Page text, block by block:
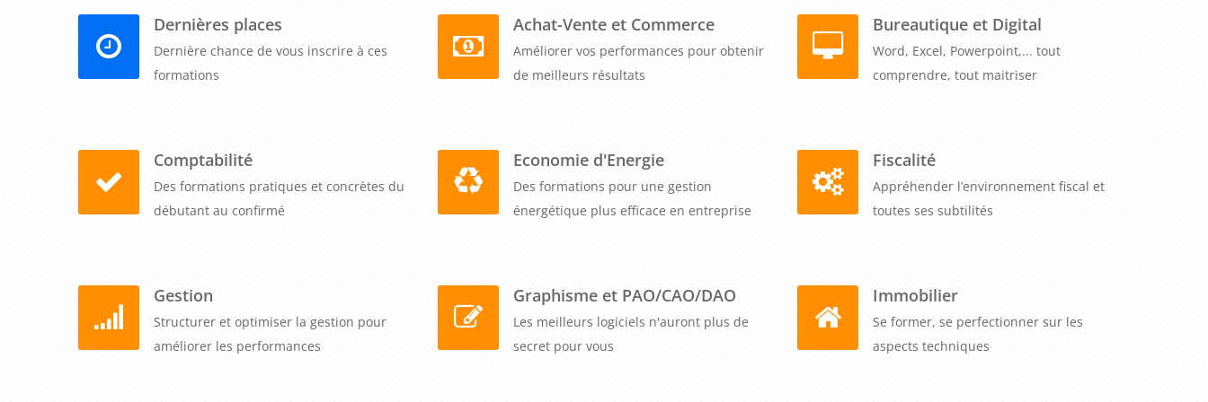
formation, les entreprises démontrent leur engagement en faveur du développement durable et contribuent
activement à la transition écologique.
Dernières places
Dernière chance de vous inscrire à ces
formations
Achat-Vente et Commerce
Améliorer vos performances pour obtenir
de meilleurs résultats
Bureautique et Digital
Word, Excel, Powerpoint,... tout
comprendre, tout maitriser
Comptabilité
Des formations pratiques et concrètes du
débutant au confirmé
Economie d'Energie
Des formations pour une gestion
énergétique plus efficace en entreprise
Fiscalité
Appréhender l’environnement fiscal et
toutes ses subtilités
Gestion
Structurer et optimiser la gestion pour
améliorer les performances
Graphisme et PAO/CAO/DAO
Les meilleurs logiciels n'auront plus de
secret pour vous
Immobilier
Se former, se perfectionner sur les
aspects techniques